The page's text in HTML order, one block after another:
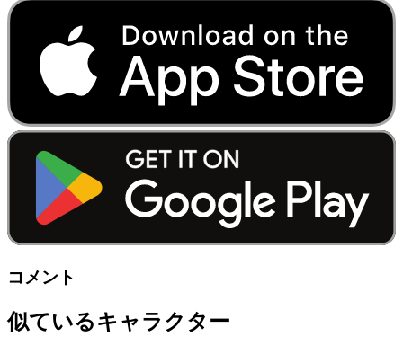
コメント
似ているキャラクター